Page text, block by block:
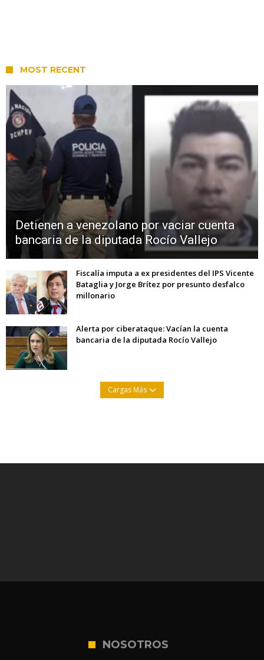
MOST RECENT
Detienen a venezolano por vaciar cuenta
bancaria de la diputada Rocío Vallejo
Fiscalía imputa a ex presidentes del IPS Vicente
Bataglia y Jorge Brítez por presunto desfalco
millonario
Alerta por ciberataque: Vacían la cuenta
bancaria de la diputada Rocío Vallejo
Cargas Más
NOSOTROS